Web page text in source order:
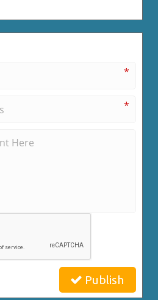
*
*
Publish